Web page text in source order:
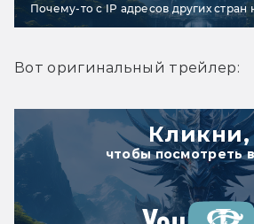
Почему-то с IP адресов других стран
Вот оригинальный трейлер:
Кликни,
чтобы посмотреть